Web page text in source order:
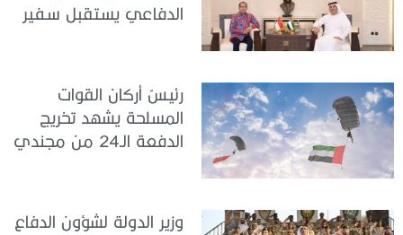
الدفاعي يستقبل سفير
رئيسُ أركان القوات
المسلحة يشهد تخريج
الدفعة الـ24 من مجندي
وزير الدولة لشؤون الدفاع